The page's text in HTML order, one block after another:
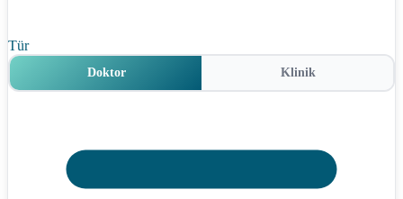
Tür
Doktor Klinik